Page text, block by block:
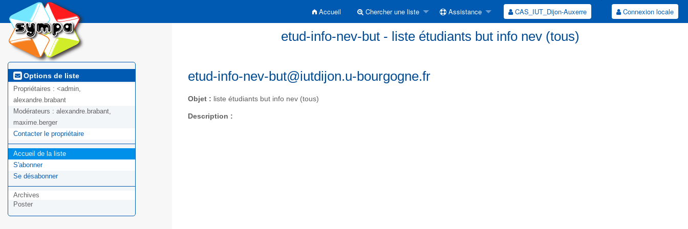
Accueil Chercher une liste Assistance CAS_IUT_Dijon-Auxerre Connexion locale
etud-info-nev-but - liste étudiants but info nev (tous)
Options de liste
Propriétaires : <admin,
alexandre.brabant
Modérateurs : alexandre.brabant,
maxime.berger
Contacter le propriétaire
Accueil de la liste
S'abonner
Se désabonner
Archives
Poster
etud-info-nev-but@iutdijon.u-bourgogne.fr
Objet : liste étudiants but info nev (tous)
Description :